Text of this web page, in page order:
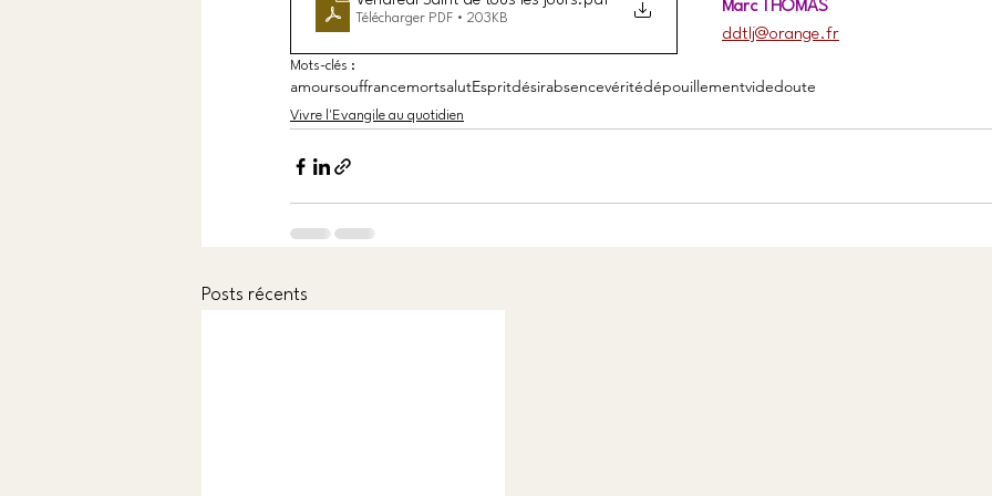
Télécharger PDF • 203KB
Marc THOMAS
ddtlj@orange.fr
Mots-clés :
amoursouffrancemortsalutEspritdésirabsencevéritédépouillementvidedoute
Vivre l'Evangile au quotidien
Posts récents